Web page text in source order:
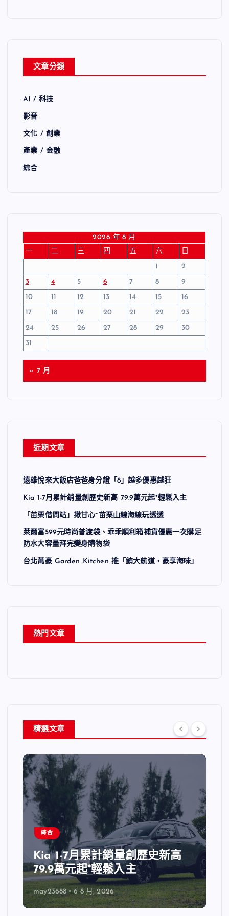
文章分類
AI / 科技
影音
文化 / 創業
產業 / 金融
綜合
2026 年 8 月
一
二 三 四 五 六
日
1
2
3
4 5 6 7 8
9
10
11 12 13 14 15
16
17
18 19 20 21 22
23
24
25 26 27 28 29
30
31
« 7 月
近期文章
遠雄悅來大飯店爸爸身分證「8」越多優惠越狂
Kia 1-7月累計銷量創歷史新高 79.9萬元起*輕鬆入主
「苗栗借問站」揪甘心~苗栗山線海線玩透透
萊爾富599元時尚普渡袋、乖乖順利箱補貨優惠一次購足
防水大容量拜完變身購物袋
台北萬豪 Garden Kitchen 推「鮪大航道・豪享海味」
熱門文章
精選文章
綜合
Kia 1-7月累計銷量創歷史新高
79.9萬元起*輕鬆入主
may23688 6 8 月, 2026